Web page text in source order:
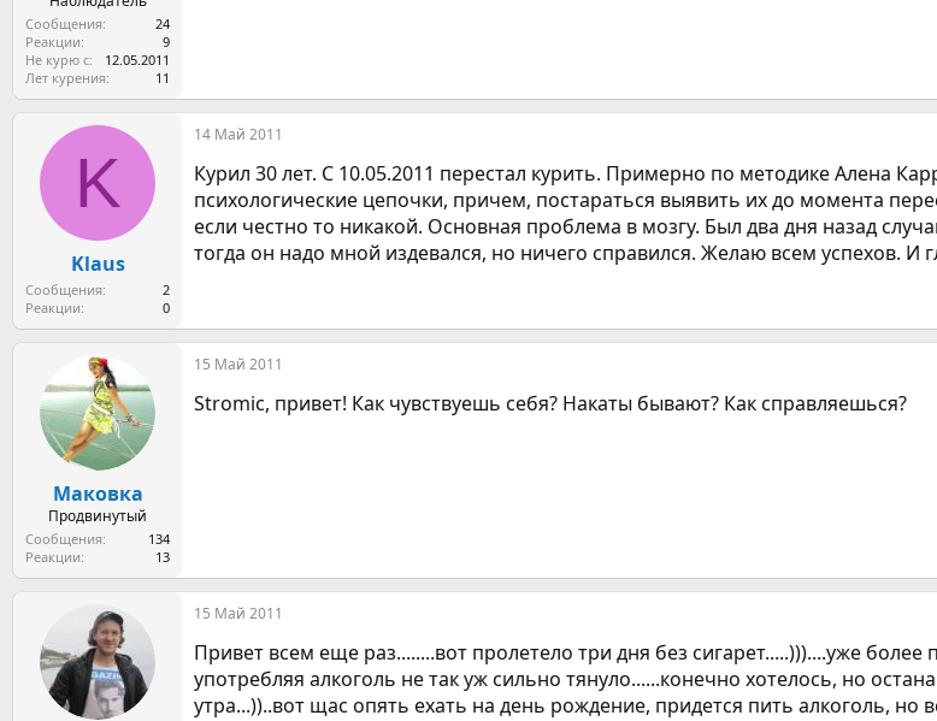
Сообщения
24
Реакции
9
Не курю с
12.05.2011
Лет курения
11
K
Klaus
Сообщения
2
Реакции
0
14 Май 2011
Курил 30 лет. С 10.05.2011 перестал курить. Примерно по методике Алена
психологические цепочки, причем, постараться выявить их до момента
если честно то никакой. Основная проблема в мозгу. Был два дня назад
тогда он надо мной издевался, но ничего справился. Желаю всем успехов. И
Маковка
Продвинутый
Сообщения
134
Реакции
13
15 Май 2011
Stromic, привет! Как чувствуешь себя? Накаты бывают? Как справляешься?
15 Май 2011
Привет всем еще раз........вот пролетело три дня без сигарет.....)))....уже
употребляя алкоголь не так уж сильно тянуло......конечно хотелось, но
утра...))..вот щас опять ехать на день рождение, придется пить алкоголь, но